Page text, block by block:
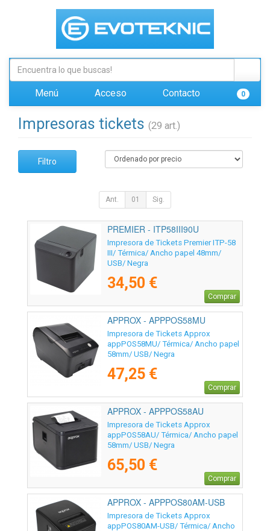
Menú Acceso Contacto 0
Impresoras tickets (29 art.)
Filtro
Ant. 01 Sig.
PREMIER - ITP58III90U
Impresora de Tickets Premier ITP-58
III/ Térmica/ Ancho papel 48mm/
USB/ Negra
34,50 €
Comprar
APPROX - APPPOS58MU
Impresora de Tickets Approx
appPOS58MU/ Térmica/ Ancho papel
58mm/ USB/ Negra
47,25 €
Comprar
APPROX - APPPOS58AU
Impresora de Tickets Approx
appPOS58AU/ Térmica/ Ancho papel
58mm/ USB/ Negra
65,50 €
Comprar
APPROX - APPPOS80AM-USB
Impresora de Tickets Approx
appPOS80AM-USB/ Térmica/ Ancho